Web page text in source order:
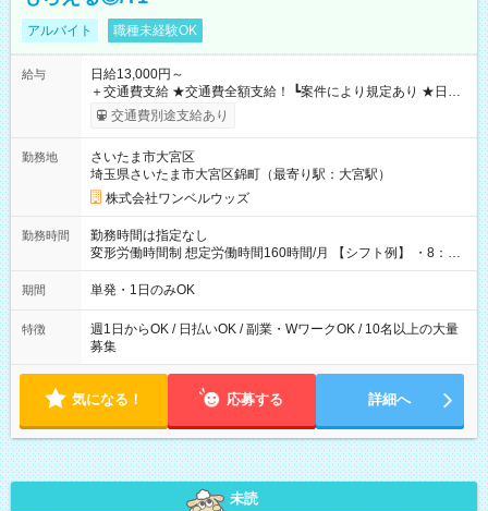
アルバイト 職種未経験OK
給与
日給13,000円～
＋交通費支給 ★交通費全額支給！ ┗案件により規定あり ★日払
いOK！（規定あり） ┗働いたその日に現金GET♪ お仕事後はコ
ンビニATMから 日払い分を引き落とせます！ 【試用期間】試
交通費別途支給あり
勤務地
さいたま市大宮区
埼玉県さいたま市大宮区錦町（最寄り駅：大宮駅）
株式会社ワンベルウッズ
勤務時間
勤務時間は指定なし
変形労働時間制 想定労働時間160時間/月 【シフト例】 ・8：00
～21：00
期間 単発・1日のみOK
特徴
週1日からOK / 日払いOK / 副業・WワークOK / 10名以上の大量
募集
気になる！ 応募する 詳細へ
未読